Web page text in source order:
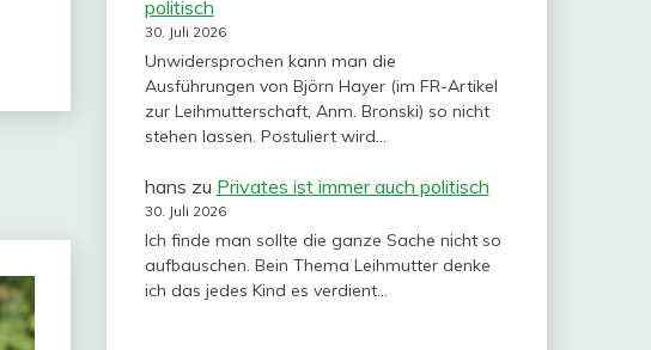
politisch
30. Juli 2026
Unwidersprochen kann man die
Ausführungen von Björn Hayer (im FR-Artikel
zur Leihmutterschaft, Anm. Bronski) so nicht
stehen lassen. Postuliert wird…
hans zu Privates ist immer auch politisch
30. Juli 2026
Ich finde man sollte die ganze Sache nicht so
aufbauschen. Bein Thema Leihmutter denke
ich das jedes Kind es verdient…